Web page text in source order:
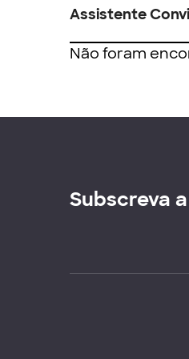
Assistente
Não foram
Subscreva